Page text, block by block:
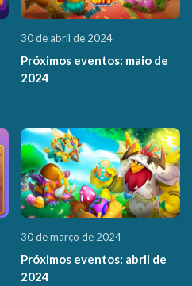
30 de abril de 2024
Próximos eventos: maio de
2024
30 de março de 2024
Próximos eventos: abril de
2024